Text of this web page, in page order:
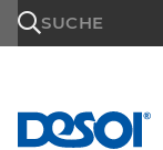
SUCHE